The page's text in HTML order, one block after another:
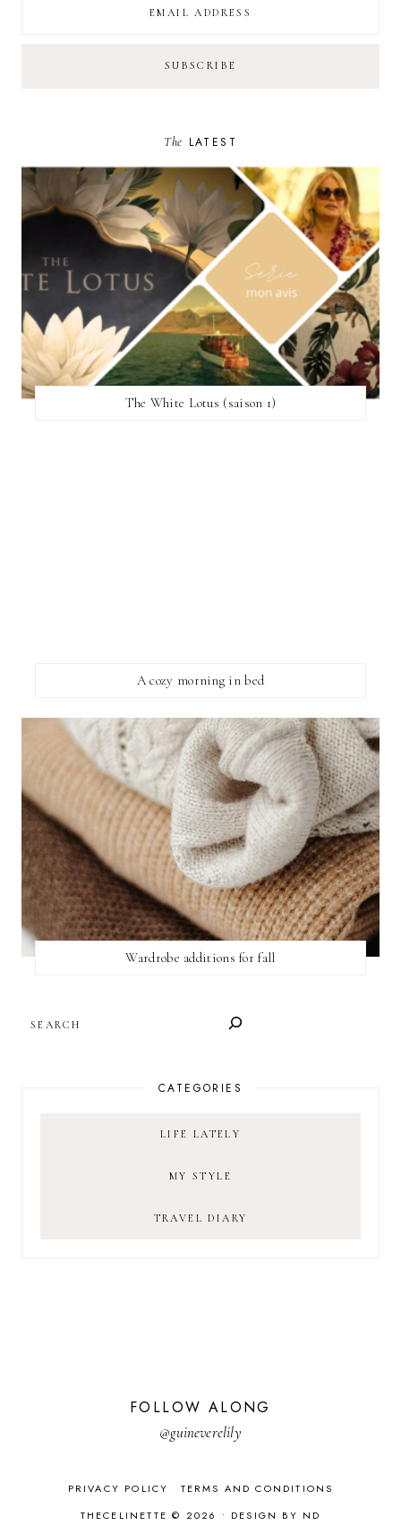
The LATEST
The White Lotus (saison 1)
A cozy morning in bed
Wardrobe additions for fall
CATEGORIES
LIFE LATELY
MY STYLE
TRAVEL DIARY
FOLLOW ALONG
@guineverelily
PRIVACY POLICY
TERMS AND CONDITIONS
THECELINETTE © 2026 • DESIGN BY ND